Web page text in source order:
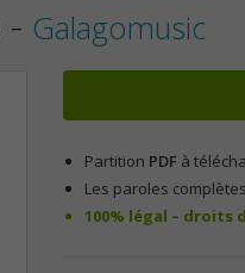
- Galagomusic
Partition PDF à
Les paroles
100% légal – droits